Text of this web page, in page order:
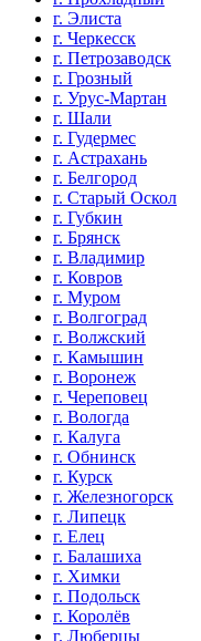
г. Элиста
г. Черкесск
г. Петрозаводск
г. Грозный
г. Урус-Мартан
г. Шали
г. Гудермес
г. Астрахань
г. Белгород
г. Старый Оскол
г. Губкин
г. Брянск
г. Владимир
г. Ковров
г. Муром
г. Волгоград
г. Волжский
г. Камышин
г. Воронеж
г. Череповец
г. Вологда
г. Калуга
г. Обнинск
г. Курск
г. Железногорск
г. Липецк
г. Елец
г. Балашиха
г. Химки
г. Подольск
г. Королёв
г. Люберцы